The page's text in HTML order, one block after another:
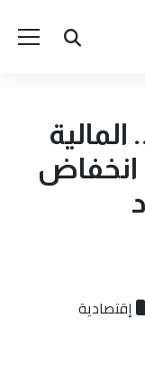
انخفاض
إقتصادية